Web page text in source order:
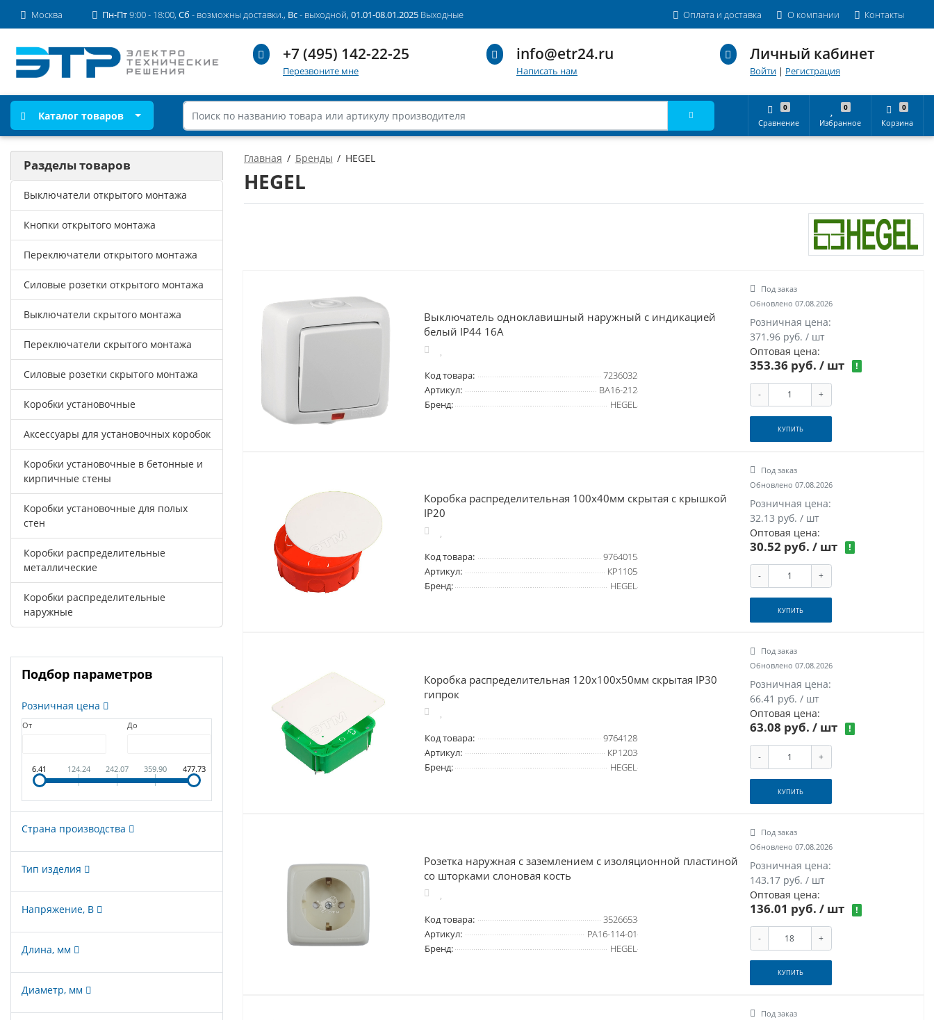
Москва Пн-Пт9:00 - 18:00, Сб - возможны доставки., Вс- выходной, 01.01-08.01.2025 Выходные Оплата и доставка О компании Контакты
+7 (495) 142-22-25
Перезвоните мне
info@etr24.ru
Написать нам
Личный кабинет
Войти | Регистрация
Каталог товаров
0
Сравнение
0
Избранное
0
Корзина
Главная Бренды HEGEL
HEGEL
Выключатель одноклавишный наружный с индикацией
белый IP44 16А
Код товара:
7236032
Артикул:
ВА16-212
Бренд:
HEGEL
Под заказ
Обновлено 07.08.2026
Розничная цена:
371.96 руб. / шт
Оптовая цена:
353.36 руб./ шт !
- +
КУПИТЬ
Коробка распределительная 100х40мм скрытая с крышкой
IP20
Код товара:
9764015
Артикул:
КР1105
Бренд:
HEGEL
Под заказ
Обновлено 07.08.2026
Розничная цена:
32.13 руб. / шт
Оптовая цена:
30.52 руб./ шт !
- +
КУПИТЬ
Коробка распределительная 120х100х50мм скрытая IP30
гипрок
Код товара:
9764128
Артикул:
КР1203
Бренд:
HEGEL
Под заказ
Обновлено 07.08.2026
Розничная цена:
66.41 руб. / шт
Оптовая цена:
63.08 руб./ шт !
- +
КУПИТЬ
Розетка наружная с заземлением с изоляционной пластиной
со шторками слоновая кость
Код товара:
3526653
Артикул:
РА16-114-01
Бренд:
HEGEL
Под заказ
Обновлено 07.08.2026
Розничная цена:
143.17 руб. / шт
Оптовая цена:
136.01 руб./ шт !
- +
КУПИТЬ
Под заказ
Разделы товаров
Выключатели открытого монтажа
Кнопки открытого монтажа
Переключатели открытого монтажа
Силовые розетки открытого монтажа
Выключатели скрытого монтажа
Переключатели скрытого монтажа
Силовые розетки скрытого монтажа
Коробки установочные
Аксессуары для установочных коробок
Коробки установочные в бетонные и
кирпичные стены
Коробки установочные для полых
стен
Коробки распределительные
металлические
Коробки распределительные
наружные
Подбор параметров
Розничная цена
От До
6.41 124.24 242.07 359.90 477.73
Страна производства
Тип изделия
Напряжение, В
Длина, мм
Диаметр, мм